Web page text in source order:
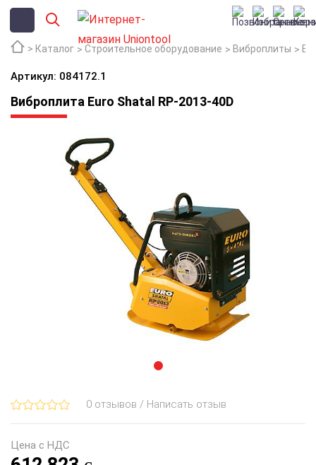
Каталог Строительное оборудование Виброплиты
Артикул: 084172.1
Виброплита Euro Shatal RP-2013-40D
0 отзывов / Написать отзыв
Цена с НДС